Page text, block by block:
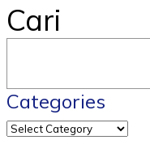
Cari
Categories